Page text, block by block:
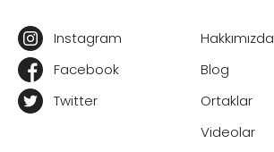
Instagram
Facebook
Twitter
Hakkımızda
Blog
Ortaklar
Videolar